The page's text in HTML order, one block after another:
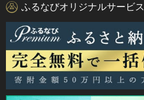
ふるなびオリジナルサービス